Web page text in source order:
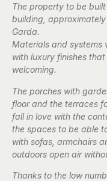
The property to be
building,
Garda.
Materials and systems
with luxury finishes
welcoming.
The porches with
floor and the terraces
fall in love with the
the spaces to be able
with sofas, armchairs
outdoors open air
Thanks to the low